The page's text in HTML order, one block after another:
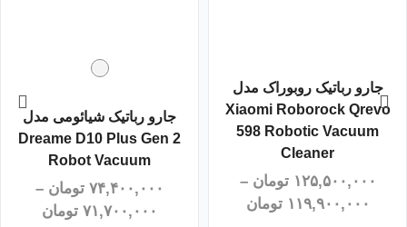
جارو رباتیک روبوراک مدل
Xiaomi Roborock Qrevo
598 Robotic Vacuum
Cleaner
۱۲۵,۵۰۰,۰۰۰ تومان –
۱۱۹,۹۰۰,۰۰۰ تومان
جارو رباتیک شیائومی مدل
Dreame D10 Plus Gen 2
Robot Vacuum
۷۴,۴۰۰,۰۰۰ تومان –
۷۱,۷۰۰,۰۰۰ تومان